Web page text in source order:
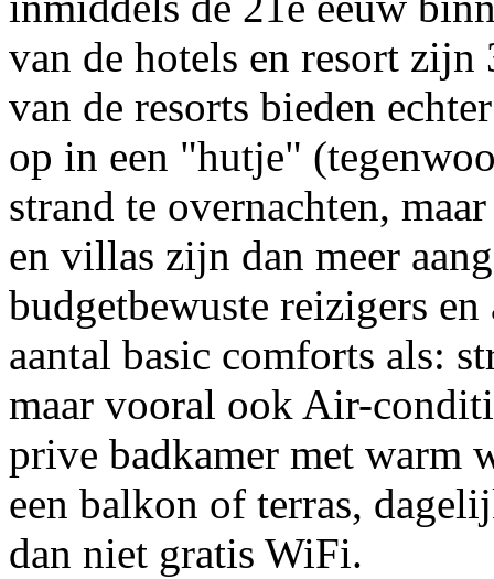
van de hotels en resort zijn
van de resorts bieden
op in een "hutje"
strand te overnachten,
en villas zijn dan meer
budgetbewuste reizigers
aantal basic comforts als:
maar vooral ook Air-
prive badkamer met warm
een balkon of terras,
dan niet gratis WiFi.